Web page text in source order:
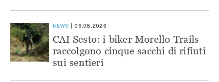
NEWS 06.08.2026
CAI Sesto: i biker Morello Trails
raccolgono cinque sacchi di rifiuti
sui sentieri